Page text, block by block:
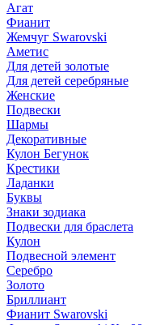
Агат
Фианит
Жемчуг Swarovski
Аметис
Для детей золотые
Для детей серебряные
Женские
Подвески
Шармы
Декоративные
Кулон Бегунок
Крестики
Ладанки
Буквы
Знаки зодиака
Подвески для браслета
Кулон
Подвесной элемент
Серебро
Золото
Бриллиант
Фианит Swarovski